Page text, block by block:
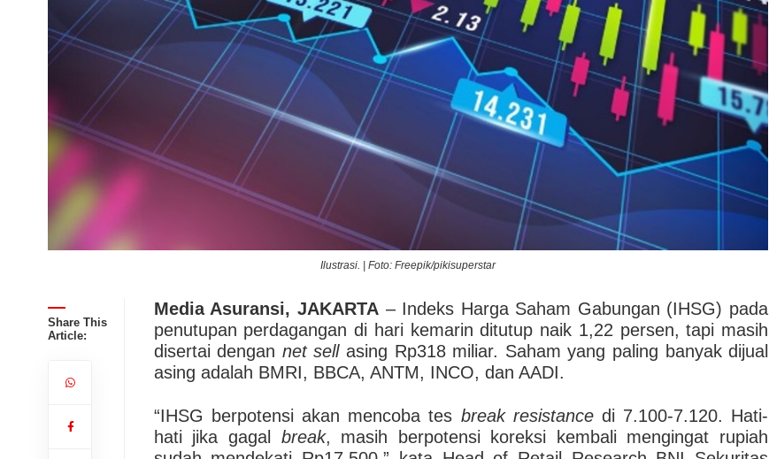
Ilustrasi. | Foto: Freepik/pikisuperstar
Share This
Article:
Media Asuransi, JAKARTA– Indeks Harga Saham Gabungan (IHSG) pada
penutupan perdagangan di hari kemarin ditutup naik 1,22 persen, tapi masih
disertai dengan net sellasing Rp318 miliar. Saham yang paling banyak dijual
asing adalah BMRI, BBCA, ANTM, INCO, dan AADI.
“IHSG berpotensi akan mencoba tes break resistancedi 7.100-7.120. Hati-
hati jika gagal break, masih berpotensi koreksi kembali mengingat rupiah